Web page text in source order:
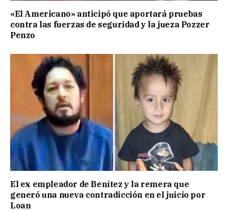
«El Americano» anticipó que aportará pruebas
contra las fuerzas de seguridad y la jueza Pozzer
Penzo
El ex empleador de Benítez y la remera que
generó una nueva contradicción en el juicio por
Loan